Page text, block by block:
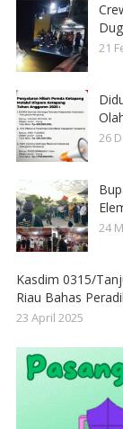
21
26
24
Kasdim 0315/
Riau Bahas
23 April 2025